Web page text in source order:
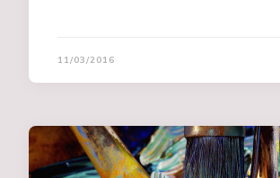
11/03/2016